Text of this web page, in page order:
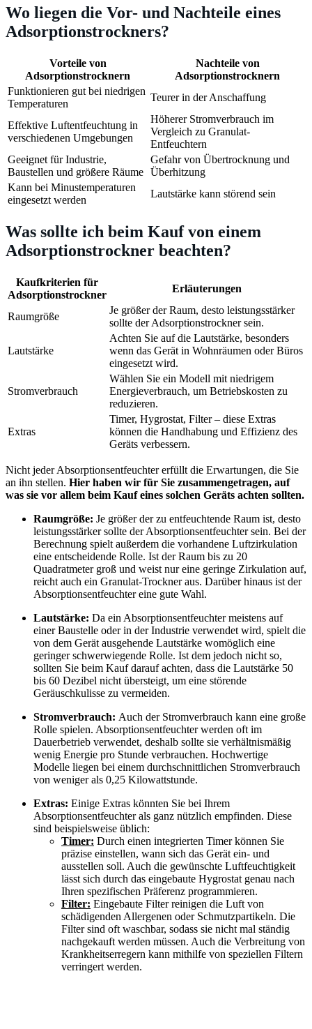
Wo liegen die Vor- und Nachteile eines
Adsorptionstrockners?
Vorteile von
Adsorptionstrocknern
Nachteile von
Adsorptionstrocknern
Funktionieren gut bei niedrigen
Temperaturen
Teurer in der Anschaffung
Effektive Luftentfeuchtung in
verschiedenen Umgebungen
Höherer Stromverbrauch im
Vergleich zu Granulat-
Entfeuchtern
Geeignet für Industrie,
Baustellen und größere Räume
Gefahr von Übertrocknung und
Überhitzung
Kann bei Minustemperaturen
eingesetzt werden
Lautstärke kann störend sein
Was sollte ich beim Kauf von einem
Adsorptionstrockner beachten?
Kaufkriterien für
Adsorptionstrockner
Erläuterungen
Raumgröße
Je größer der Raum, desto leistungsstärker
sollte der Adsorptionstrockner sein.
Lautstärke
Achten Sie auf die Lautstärke, besonders
wenn das Gerät in Wohnräumen oder Büros
eingesetzt wird.
Stromverbrauch
Wählen Sie ein Modell mit niedrigem
Energieverbrauch, um Betriebskosten zu
reduzieren.
Extras
Timer, Hygrostat, Filter – diese Extras
können die Handhabung und Effizienz des
Geräts verbessern.
Nicht jeder Absorptionsentfeuchter erfüllt die Erwartungen, die Sie
an ihn stellen. Hier haben wir für Sie zusammengetragen, auf
was sie vor allem beim Kauf eines solchen Geräts achten sollten.
Raumgröße: Je größer der zu entfeuchtende Raum ist, desto
leistungsstärker sollte der Absorptionsentfeuchter sein. Bei der
Berechnung spielt außerdem die vorhandene Luftzirkulation
eine entscheidende Rolle. Ist der Raum bis zu 20
Quadratmeter groß und weist nur eine geringe Zirkulation auf,
reicht auch ein Granulat-Trockner aus. Darüber hinaus ist der
Absorptionsentfeuchter eine gute Wahl.
Lautstärke: Da ein Absorptionsentfeuchter meistens auf
einer Baustelle oder in der Industrie verwendet wird, spielt die
von dem Gerät ausgehende Lautstärke womöglich eine
geringer schwerwiegende Rolle. Ist dem jedoch nicht so,
sollten Sie beim Kauf darauf achten, dass die Lautstärke 50
bis 60 Dezibel nicht übersteigt, um eine störende
Geräuschkulisse zu vermeiden.
Stromverbrauch: Auch der Stromverbrauch kann eine große
Rolle spielen. Absorptionsentfeuchter werden oft im
Dauerbetrieb verwendet, deshalb sollte sie verhältnismäßig
wenig Energie pro Stunde verbrauchen. Hochwertige
Modelle liegen bei einem durchschnittlichen Stromverbrauch
von weniger als 0,25 Kilowattstunde.
Extras: Einige Extras könnten Sie bei Ihrem
Absorptionsentfeuchter als ganz nützlich empfinden. Diese
sind beispielsweise üblich:
Timer: Durch einen integrierten Timer können Sie
präzise einstellen, wann sich das Gerät ein- und
ausstellen soll. Auch die gewünschte Luftfeuchtigkeit
lässt sich durch das eingebaute Hygrostat genau nach
Ihren spezifischen Präferenz programmieren.
Filter: Eingebaute Filter reinigen die Luft von
schädigenden Allergenen oder Schmutzpartikeln. Die
Filter sind oft waschbar, sodass sie nicht mal ständig
nachgekauft werden müssen. Auch die Verbreitung von
Krankheitserregern kann mithilfe von speziellen Filtern
verringert werden.